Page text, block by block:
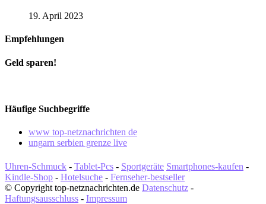
19. April 2023
Empfehlungen
Geld sparen!
Häufige Suchbegriffe
www top-netznachrichten de
ungarn serbien grenze live
Uhren-Schmuck - Tablet-Pcs - Sportgeräte Smartphones-kaufen -
Kindle-Shop - Hotelsuche - Fernseher-bestseller
© Copyright top-netznachrichten.de Datenschutz -
Haftungsausschluss - Impressum